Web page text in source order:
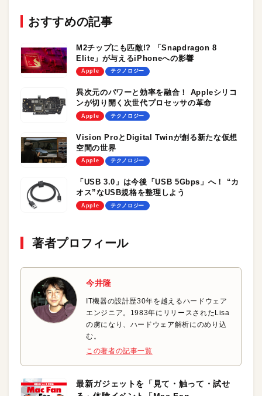
おすすめの記事
M2チップにも匹敵!? 「Snapdragon 8
Elite」が与えるiPhoneへの影響
Apple テクノロジー
異次元のパワーと効率を融合！ Appleシリコ
ンが切り開く次世代プロセッサの革命
Apple テクノロジー
Vision ProとDigital Twinが創る新たな仮想
空間の世界
Apple テクノロジー
「USB 3.0」は今後「USB 5Gbps」へ！ “カ
オス”なUSB規格を整理しよう
Apple テクノロジー
著者プロフィール
今井隆
IT機器の設計歴30年を越えるハードウェア
エンジニア。1983年にリリースされたLisa
の虜になり、ハードウェア解析にのめり込
む。
この著者の記事一覧
最新ガジェットを「見て・触って・試せ